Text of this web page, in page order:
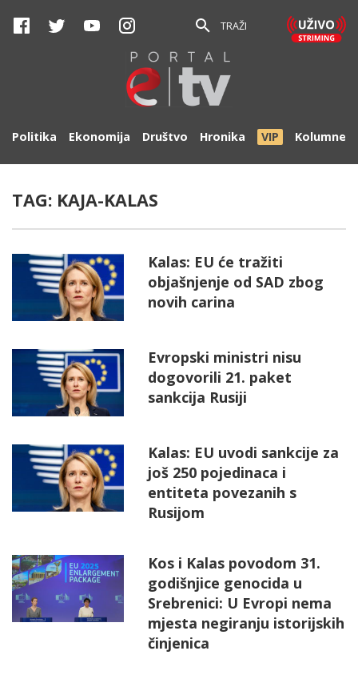
TRAŽI
Politika Ekonomija Društvo Hronika VIP Kolumne
TAG: KAJA-KALAS
Kalas: EU će tražiti
objašnjenje od SAD zbog
novih carina
Evropski ministri nisu
dogovorili 21. paket
sankcija Rusiji
Kalas: EU uvodi sankcije za
još 250 pojedinaca i
entiteta povezanih s
Rusijom
Kos i Kalas povodom 31.
godišnjice genocida u
Srebrenici: U Evropi nema
mjesta negiranju istorijskih
činjenica